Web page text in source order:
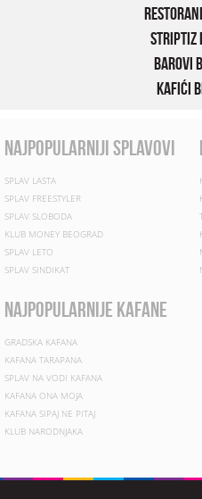
Striptiz
Barovi
Kafići
najpopularniji splavovi
SPLAV LASTA
SPLAV FREESTYLER
SPLAV SLOBODA
KLUB MONEY BEOGRAD
SPLAV LETO
SPLAV SINDIKAT
najpopularnije kafane
GRADSKA KAFANA
KAFANA TARAPANA
SPLAV NA VODI KAFANA
KAFANA ONA MOJA
KAFANA SIPAJ NE PITAJ
KLUB NARODNJAKA